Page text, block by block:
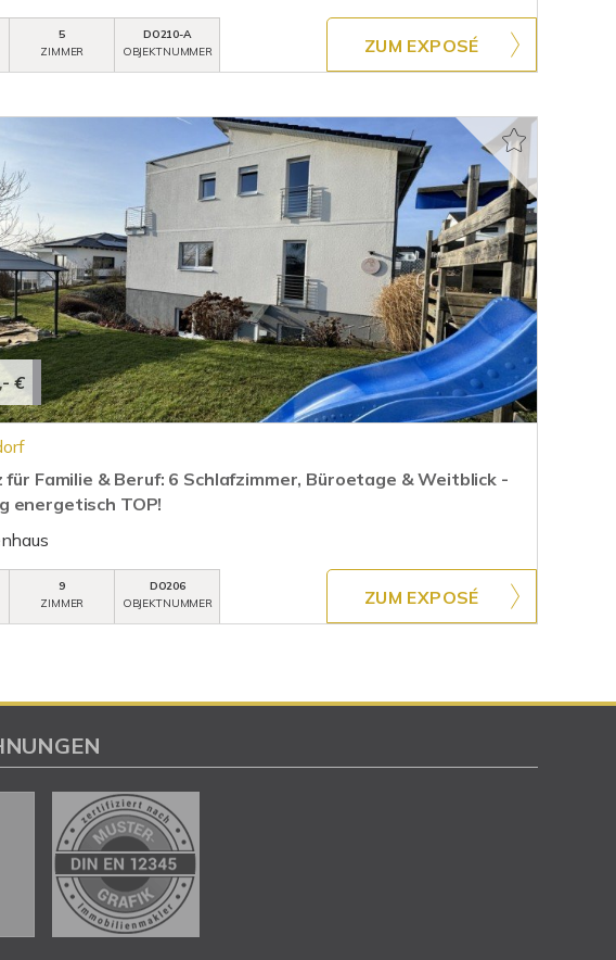
5
ZIMMER
DO210-A
OBJEKTNUMMER
ZUM EXPOSÉ
€
für Familie & Beruf: 6 Schlafzimmer, Büroetage & Weitblick -
energetisch TOP!
9
ZIMMER
DO206
OBJEKTNUMMER
ZUM EXPOSÉ